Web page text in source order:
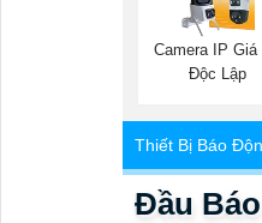
Camera IP Giá
Độc Lập
Thiết Bị Báo
Đầu